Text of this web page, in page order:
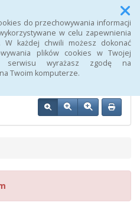
do przechowywania informacji
w celu zapewnienia
W każdej chwili możesz dokonać
plików cookies w Twojej
serwisu wyrażasz zgodę na
na Twoim komputerze.
Menu
Szpitala Wojskowego z